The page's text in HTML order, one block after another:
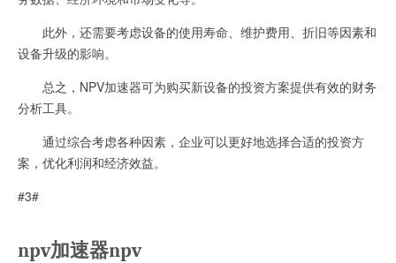
此外，还需要考虑设备的使用寿命、维护费用、折旧等因素和
设备升级的影响。
总之，NPV加速器可为购买新设备的投资方案提供有效的财务
分析工具。
通过综合考虑各种因素，企业可以更好地选择合适的投资方
案，优化利润和经济效益。
#3#
npv加速器npv